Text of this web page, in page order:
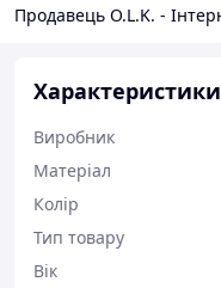
Продавець O.L.K. -
Виробник
Матеріал
Колір
Тип товару
Вік